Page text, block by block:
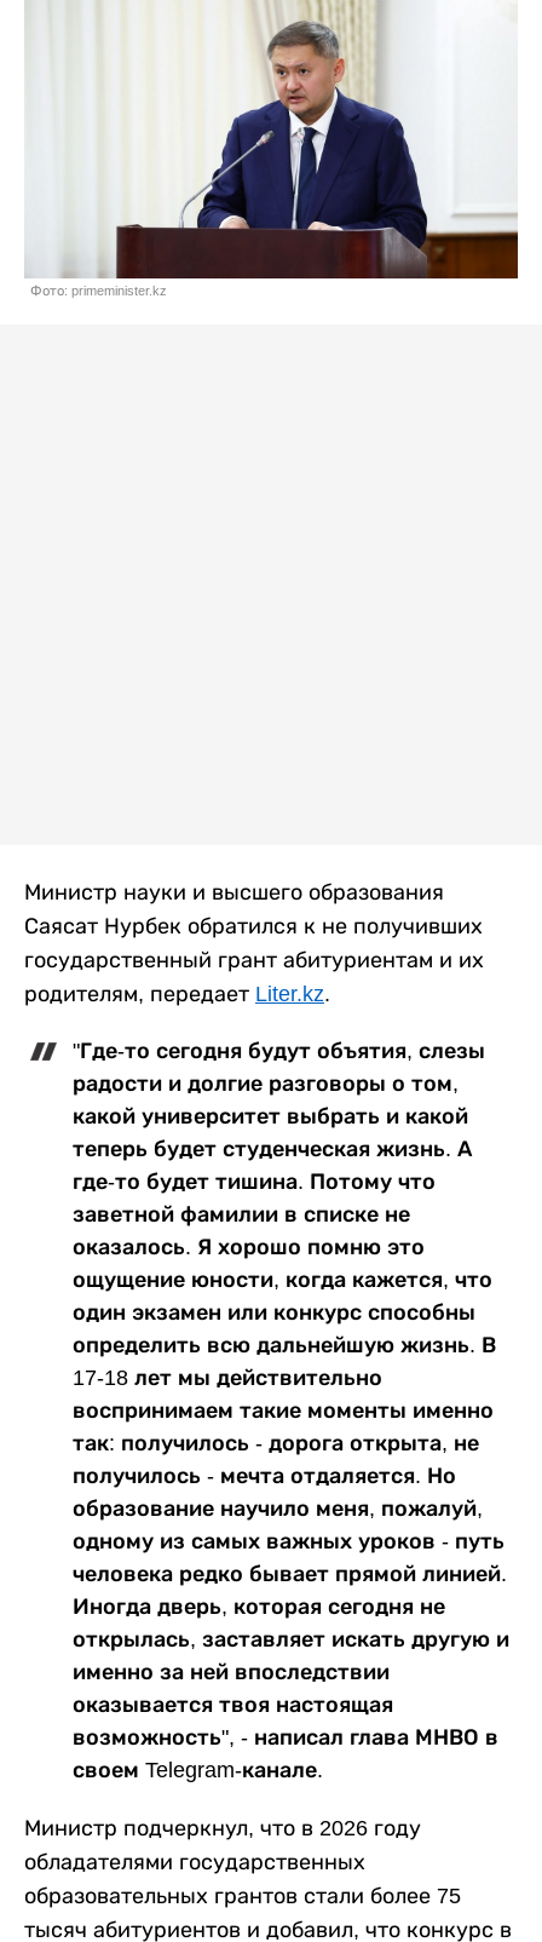
Фото: primeminister.kz
Министр науки и высшего образования
Саясат Нурбек обратился к не получивших
государственный грант абитуриентам и их
родителям, передает Liter.kz.
"Где-то сегодня будут объятия, слезы
радости и долгие разговоры о том,
какой университет выбрать и какой
теперь будет студенческая жизнь. А
где-то будет тишина. Потому что
заветной фамилии в списке не
оказалось. Я хорошо помню это
ощущение юности, когда кажется, что
один экзамен или конкурс способны
определить всю дальнейшую жизнь. В
17-18 лет мы действительно
воспринимаем такие моменты именно
так: получилось - дорога открыта, не
получилось - мечта отдаляется. Но
образование научило меня, пожалуй,
одному из самых важных уроков - путь
человека редко бывает прямой линией.
Иногда дверь, которая сегодня не
открылась, заставляет искать другую и
именно за ней впоследствии
оказывается твоя настоящая
возможность", - написал глава МНВО в
своем Telegram-канале.
Министр подчеркнул, что в 2026 году
обладателями государственных
образовательных грантов стали более 75
тысяч абитуриентов и добавил, что конкурс в